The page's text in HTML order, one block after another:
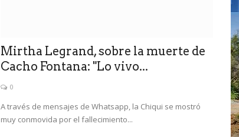
Mirtha Legrand, sobre la muerte de
Cacho Fontana: "Lo vivo...
0
A través de mensajes de Whatsapp, la Chiqui se mostró
muy conmovida por el fallecimiento...